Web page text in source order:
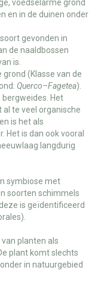
voedselarme grond
en in de duinen onder
gevonden in
de naaldbossen
is.
(Klasse van de
Querco–Fagetea).
Het
te veel organische
is het als
Het is dan ook vooral
langdurig
symbiose met
soorten schimmels
is geïdentificeerd
planten als
plant komt slechts
in natuurgebied